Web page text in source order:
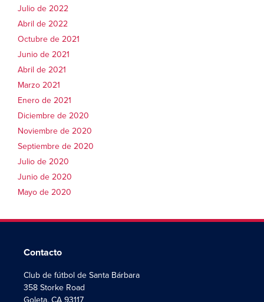
Julio de 2022
Abril de 2022
Octubre de 2021
Junio de 2021
Abril de 2021
Marzo 2021
Enero de 2021
Diciembre de 2020
Noviembre de 2020
Septiembre de 2020
Julio de 2020
Junio de 2020
Mayo de 2020
Contacto
Club de fútbol de Santa Bárbara
358 Storke Road